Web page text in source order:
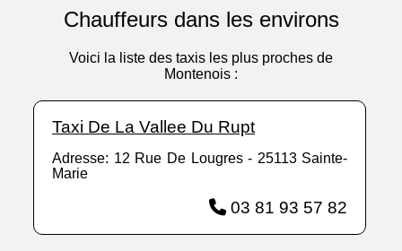
Chauffeurs dans les environs
Voici la liste des taxis les plus proches de
Montenois :
Taxi De La Vallee Du Rupt
Adresse: 12 Rue De Lougres - 25113 Sainte-
Marie
03 81 93 57 82